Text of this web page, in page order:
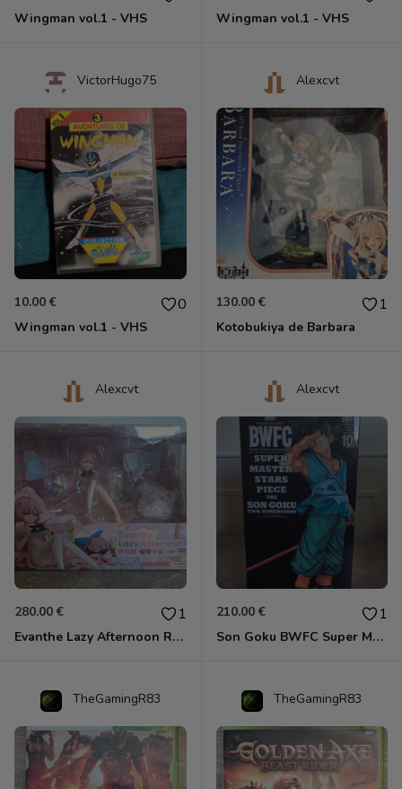
Wingman vol.1 - VHS Wingman vol.1 - VHS
VictorHugo75
10.00 € 0
Wingman vol.1 - VHS
Alexcvt
130.00 € 1
Kotobukiya de Barbara
Alexcvt
280.00 € 1
Evanthe Lazy Afternoon Red Pride of Eden
Alexcvt
210.00 € 1
Son Goku BWFC Super Master Stars
TheGamingR83 TheGamingR83